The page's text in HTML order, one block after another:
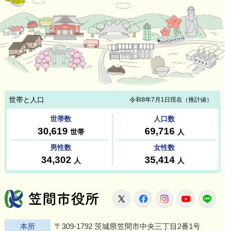
笠間市役所
X FacebookInstagram
本所 〒309-1792 茨城県笠間市中央三丁目2番1号